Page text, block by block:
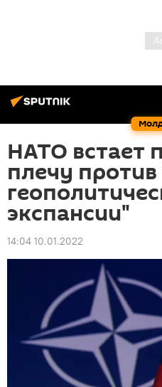
НАТО встает
плечу
экспансии"
14:04 10.01.2022